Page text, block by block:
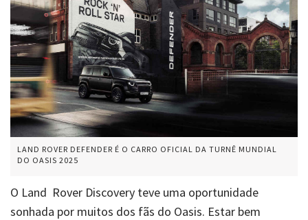
LAND ROVER DEFENDER É O CARRO OFICIAL DA TURNÊ MUNDIAL
DO OASIS 2025
O Land Rover Discovery teve uma oportunidade
sonhada por muitos dos fãs do Oasis. Estar bem